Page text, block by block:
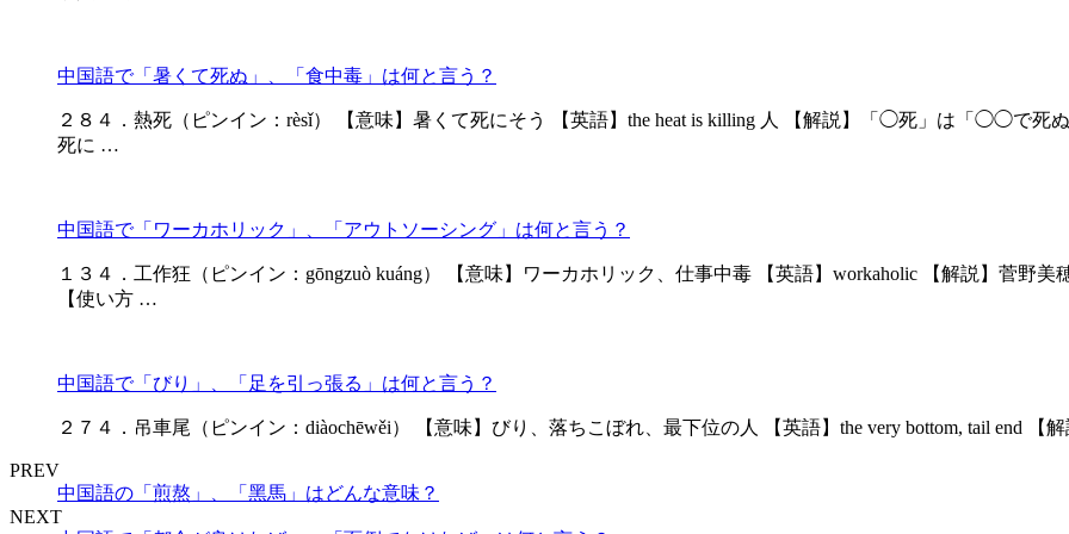
中国語で「暑くて死ぬ」、「食中毒」は何と言う？
２８４．熱死（ピンイン：rèsǐ） 【意味】暑くて死にそう 【英語】the heat is killing 人 【解説】「◯死」は「◯◯で
死に …
中国語で「ワーカホリック」、「アウトソーシング」は何と言う？
１３４．工作狂（ピンイン：gōngzuò kuáng） 【意味】ワーカホリック、仕事中毒 【英語】workaholic 【解説】菅野
【使い方 …
中国語で「びり」、「足を引っ張る」は何と言う？
２７４．吊車尾（ピンイン：diàochēwěi） 【意味】びり、落ちこぼれ、最下位の人 【英語】the very bottom, tail end
PREV
中国語の「煎熬」、「黑馬」はどんな意味？
NEXT